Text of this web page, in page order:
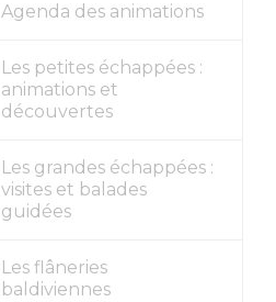
Agenda des animations
Les petites échappées :
animations et
découvertes
Les grandes échappées :
visites et balades
guidées
Les flâneries
baldiviennes